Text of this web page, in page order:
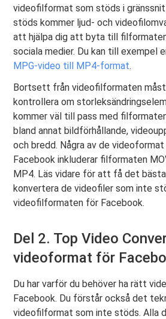
videofilformat som stöds i
stöds kommer ljud- och
att hjälpa dig att byta till
sociala medier. Du kan till exempel
MPG-video till MP4-format.
Bortsett från videofilformaten
kontrollera om
kommer väl till pass med
bland annat bildförhållande,
och bredd. Några av de
Facebook inkluderar filformaten
MP4. Läs vidare för att få det
konvertera de videofiler som inte
videofilformaten för Facebook.
Del 2. Top Video
videoformat för
Du har varför du behöver ha rätt
Facebook. Du förstår också det
videofilformat som inte stöds. Alla